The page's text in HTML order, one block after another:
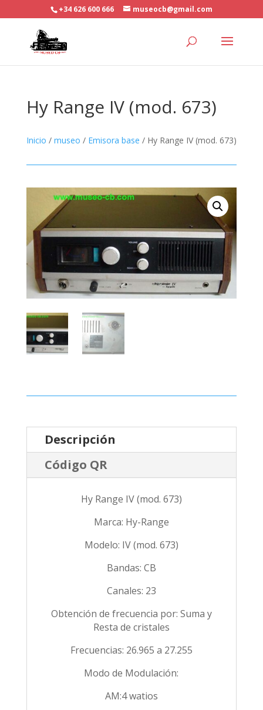
+34 626 600 666 museocb@gmail.com
Hy Range IV (mod. 673)
Inicio / museo / Emisora base / Hy Range IV (mod. 673)
Descripción
Código QR
Hy Range IV (mod. 673)
Marca: Hy-Range
Modelo: IV (mod. 673)
Bandas: CB
Canales: 23
Obtención de frecuencia por: Suma y
Resta de cristales
Frecuencias: 26.965 a 27.255
Modo de Modulación:
AM:4 watios